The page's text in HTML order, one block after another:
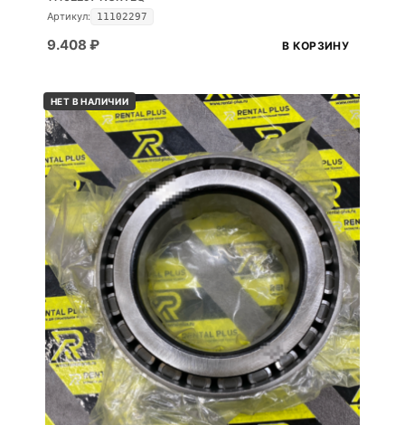
Артикул: 11102297
9.408 ₽ В КОРЗИНУ
НЕТ В НАЛИЧИИ